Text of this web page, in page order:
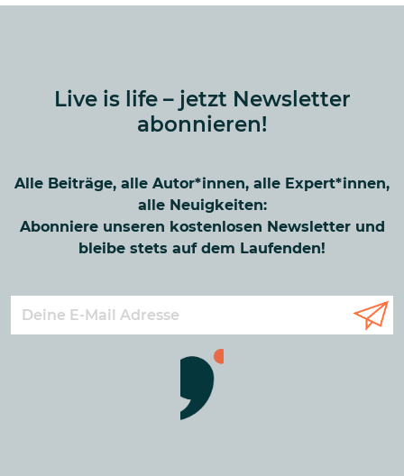
Live is life – jetzt Newsletter
abonnieren!
Alle Beiträge, alle Autor*innen, alle Expert*innen,
alle Neuigkeiten:
Abonniere unseren kostenlosen Newsletter und
bleibe stets auf dem Laufenden!